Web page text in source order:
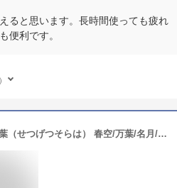
ると思います。長時間使っても疲れ
便利です。
名入れ 万年筆 セーラー万年筆 SAILOR 万年筆 四季織 雪月空葉（せつげつそらは） 春空/万葉/名月/雪椿 全4色 14K MF/EF 11-1224 名前入り 名入り ギフト プレゼント お祝い 文房具